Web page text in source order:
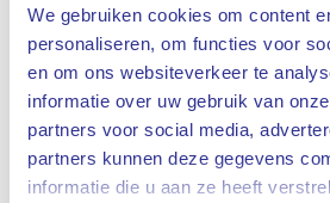
We gebruiken cookies om content
personaliseren, om functies voor
en om ons websiteverkeer te
informatie over uw gebruik van
partners voor social media,
partners kunnen deze gegevens
informatie die u aan ze heeft